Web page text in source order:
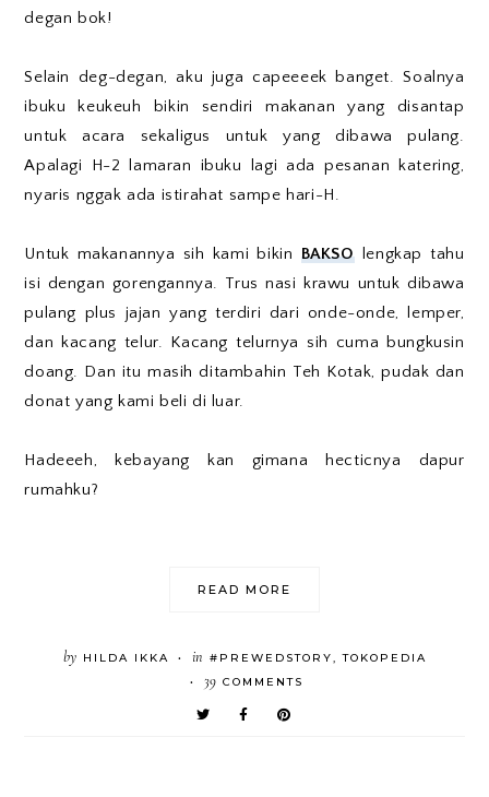
degan bok!
Selain deg-degan, aku juga capeeeek banget. Soalnya
ibuku keukeuh bikin sendiri makanan yang disantap
untuk acara sekaligus untuk yang dibawa pulang.
Apalagi H-2 lamaran ibuku lagi ada pesanan katering,
nyaris nggak ada istirahat sampe hari-H.
Untuk makanannya sih kami bikin BAKSOlengkap tahu
isi dengan gorengannya. Trus nasi krawu untuk dibawa
pulang plus jajan yang terdiri dari onde-onde, lemper,
dan kacang telur. Kacang telurnya sih cuma bungkusin
doang. Dan itu masih ditambahin Teh Kotak, pudak dan
donat yang kami beli di luar.
Hadeeeh, kebayang kan gimana hecticnya dapur
rumahku?
READ MORE
by HILDA IKKA • in #PREWEDSTORY,TOKOPEDIA
• 39 COMMENTS